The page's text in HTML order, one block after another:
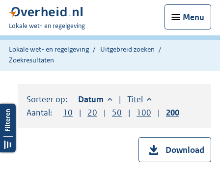
Menu
U
bent
hier:
Lokale wet- en regelgeving
Lokale wet- en regelgeving
Uitgebreid zoeken
Zoekresultaten
Sorteer op: Sorteer op:
Datum aflopendSorteer op:
Titel oplopend
Aantal:
Toon
10 resultaten per pagina
Toon
20 resultaten per pagina
Toon
50 resultaten per pagina
Toon
100 resultaten per
Toon
200
Download